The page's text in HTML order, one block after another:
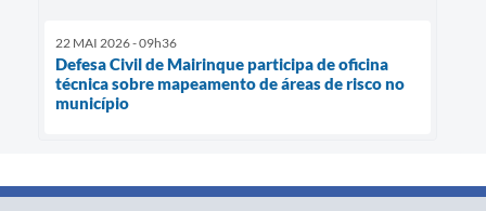
22 MAI 2026 - 09h36
Defesa Civil de Mairinque participa de oficina
técnica sobre mapeamento de áreas de risco no
município